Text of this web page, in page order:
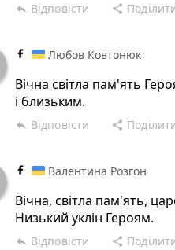
reply Відповісти share
Любов Ковтонюк
Вічна світла пам'ять
і близьким.
reply Відповісти share
Валентина Розгон
Вічна, світла пам'ять,
Низький уклін Героям.
reply Відповісти share